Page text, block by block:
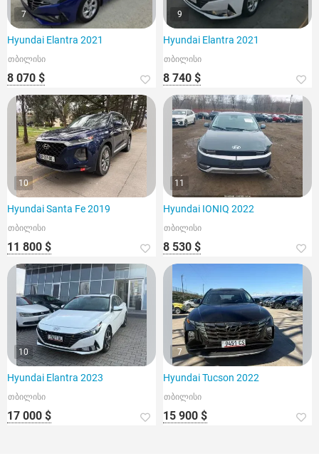
7
Hyundai Elantra 2021
თბილისი
8 070 $
9
Hyundai Elantra 2021
თბილისი
8 740 $
10
Hyundai Santa Fe 2019
თბილისი
11 800 $
11
Hyundai IONIQ 2022
თბილისი
8 530 $
10
Hyundai Elantra 2023
თბილისი
17 000 $
7
Hyundai Tucson 2022
თბილისი
15 900 $